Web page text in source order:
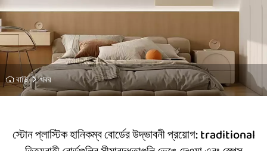
বাড়ি খবর
স্টোন প্লাস্টিক হানিকম্ব বোর্ডের উদ্ভাবনী প্রয়োগ: traditional